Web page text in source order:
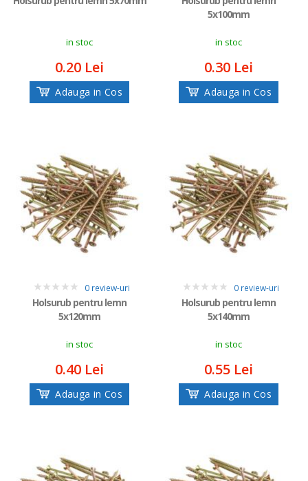
in stoc
0.20 Lei
Adauga in Cos
5x100mm
in stoc
0.30 Lei
Adauga in Cos
0
0 review-uri
Holsurub pentru lemn
5x120mm
in stoc
0.40 Lei
Adauga in Cos
0
0 review-uri
Holsurub pentru lemn
5x140mm
in stoc
0.55 Lei
Adauga in Cos